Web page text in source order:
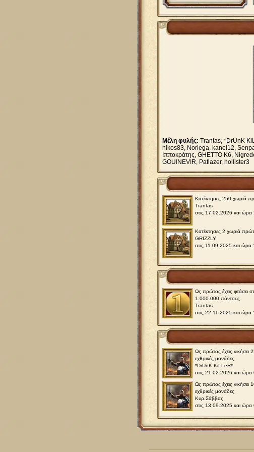
Μέλη φυλής: Trantas, *DrUnK
nikos83, Νoriega, kanel12,
Ιπποκράτης, GHETTO K6,
GOUINEVIR, Paflazer, hollister3
Κατέκτησες 250 χωριά
Trantas
στις 17.02.2026 και ώρα
Κατέκτησες 2 χωριά
GRIZZLY
στις 11.09.2025 και ώρα
Ως πρώτος έχεις φτάσει
1.000.000 πόντους
Trantas
στις 22.11.2025 και ώρα
Ως πρώτος έχεις νικήσει
εχθρικές μονάδες
*DrUnK KiLLeR*
στις 21.02.2026 και ώρα
Ως πρώτος έχεις νικήσει
εχθρικές μονάδες
Κυρ.Σάββας
στις 13.09.2025 και ώρα